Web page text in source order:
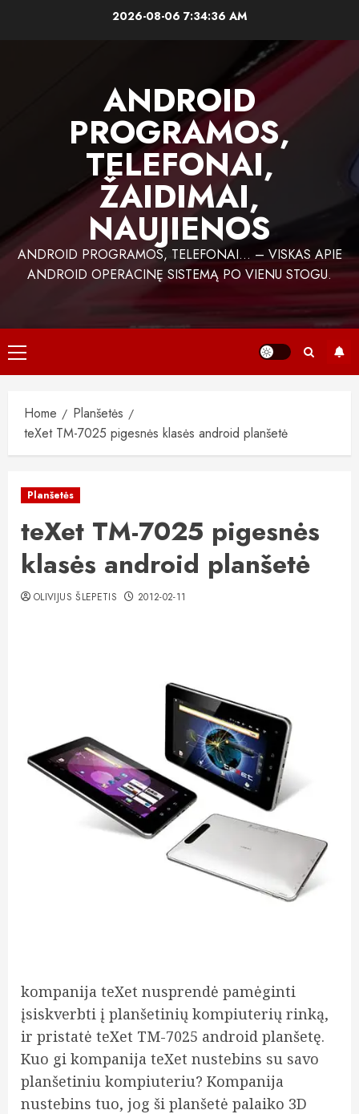
2026-08-06 7:34:36 AM
ANDROID
PROGRAMOS,
TELEFONAI,
ŽAIDIMAI,
NAUJIENOS
ANDROID PROGRAMOS, TELEFONAI… – VISKAS APIE
ANDROID OPERACINĘ SISTEMĄ PO VIENU STOGU.
Primary
Menu
Home
Planšetės
teXet TM-7025 pigesnės klasės android planšetė
Planšetės
teXet TM-7025 pigesnės
klasės android planšetė
OLIVIJUS ŠLEPETIS 2012-02-11
kompanija teXet nusprendė pamėginti
įsiskverbti į planšetinių kompiuterių rinką,
ir pristatė teXet TM-7025 android planšetę.
Kuo gi kompanija teXet nustebins su savo
planšetiniu kompiuteriu? Kompanija
nustebins tuo, jog ši planšetė palaiko 3D